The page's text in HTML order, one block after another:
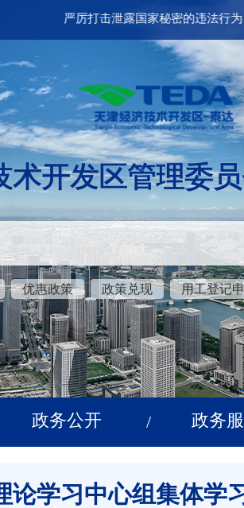
严厉打击泄露国家秘密的违法行为
术开发区管理委
优惠政策 政策兑现 用工登记
政务公开 / 政务
论学习中心组集体学